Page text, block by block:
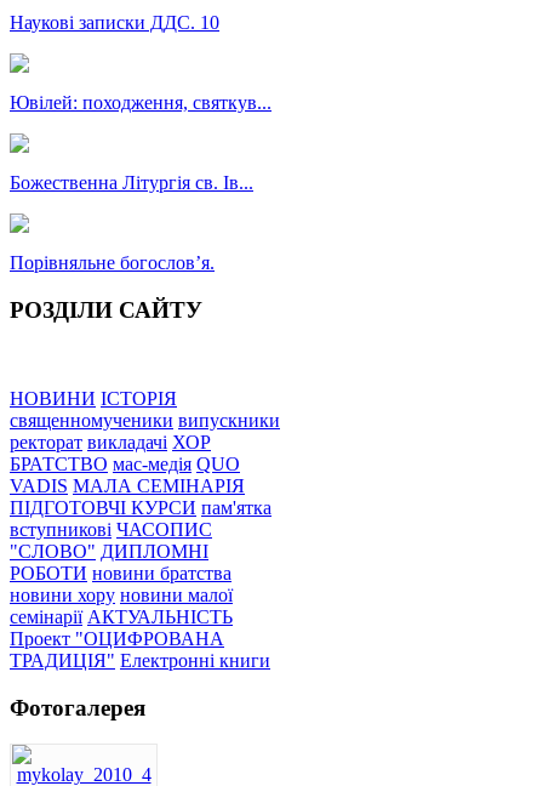
Наукові записки ДДС. 10
Ювілей: походження, святкув...
Божественна Літургія св. Ів...
Порівняльне богословʼя.
РОЗДІЛИ САЙТУ
НОВИНИ ІСТОРІЯ
священномученики випускники
ректорат викладачі ХОР
БРАТСТВО мас-медія QUO
VADIS МАЛА СЕМІНАРІЯ
ПІДГОТОВЧІ КУРСИ пам'ятка
вступникові ЧАСОПИС
"СЛОВО" ДИПЛОМНІ
РОБОТИ новини братства
новини хору новини малої
семінарії АКТУАЛЬНІСТЬ
Проект "ОЦИФРОВАНА
ТРАДИЦІЯ" Електронні книги
Фотогалерея